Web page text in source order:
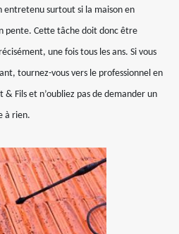
entretenu surtout si la maison en
pente. Cette tâche doit donc être
une fois tous les ans. Si vous
tournez-vous vers le professionnel en
Fils et n’oubliez pas de demander un
à rien.